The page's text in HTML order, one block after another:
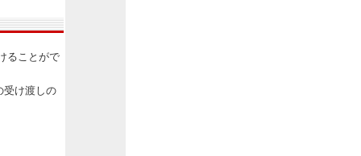
ることがで
受け渡しの